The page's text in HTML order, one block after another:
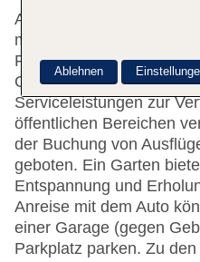
An der Rezeption im
mehrsprachiges
Französisch) mit Rat
Gepäckaufbewahrung
Serviceleistungen zur
öffentlichen Bereichen
der Buchung von
geboten. Ein Garten
Entspannung und
Anreise mit dem Auto
einer Garage (gegen
Parkplatz parken. Zu
Ablehnen